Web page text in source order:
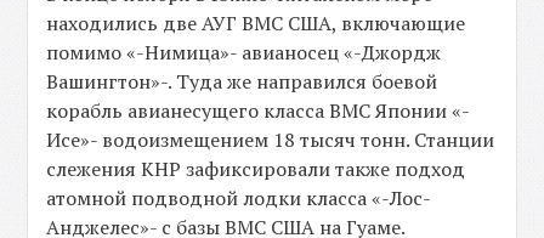
находились две АУГ ВМС США, включающие
помимо «-Нимица»- авианосец «-Джордж
Вашингтон»-. Туда же направился боевой
корабль авианесущего класса ВМС Японии «-
Исе»- водоизмещением 18 тысяч тонн. Станции
слежения КНР зафиксировали также подход
атомной подводной лодки класса «-Лос-
Анджелес»- с базы ВМС США на Гуаме.